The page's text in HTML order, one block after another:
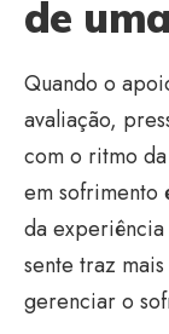
de
Quando o
avaliação,
com o ritmo
em sofrimento
da
sente traz
gerenciar o